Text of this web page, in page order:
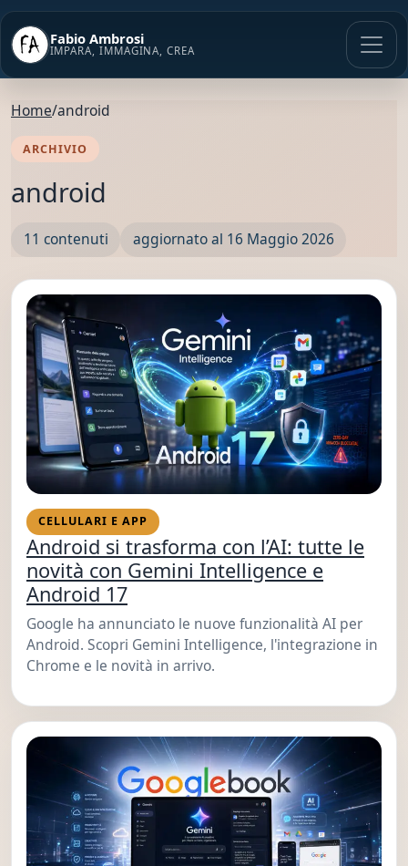
Vai
contenuto
Fabio Ambrosi
IMPARA, IMMAGINA, CREA
Home/android
ARCHIVIO
android
11 contenuti aggiornato al 16 Maggio 2026
CELLULARI E APP
Android si trasforma con l’AI: tutte le
novità con Gemini Intelligence e
Android 17
Google ha annunciato le nuove funzionalità AI per
Android. Scopri Gemini Intelligence, l'integrazione in
Chrome e le novità in arrivo.